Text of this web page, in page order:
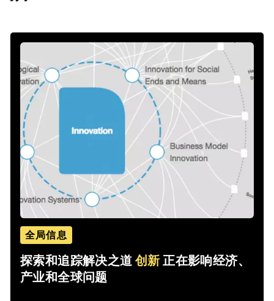
全局信息
探索和追踪解决之道创新 正在影响经济、
产业和全球问题